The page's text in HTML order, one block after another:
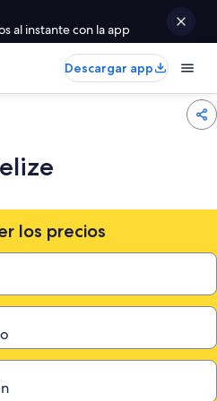
al instante con la app
Descargar app
los precios